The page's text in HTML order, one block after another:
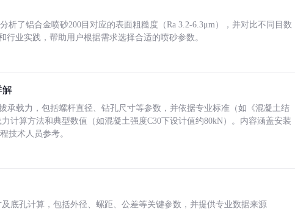
析了铝合金喷砂200目对应的表面粗糙度（Ra 3.2-6.3μm），并对比不同目数
行业实践，帮助用户根据需求选择合适的喷砂参数。
解
承载力，包括螺杆直径、钻孔尺寸等参数，并依据专业标准（如《混凝土结
计算方法和典型数值（如混凝土强度C30下设计值约80kN）。内容涵盖安装
技术人员参考。
底孔计算，包括外径、螺距、公差等关键参数，并提供专业数据来源